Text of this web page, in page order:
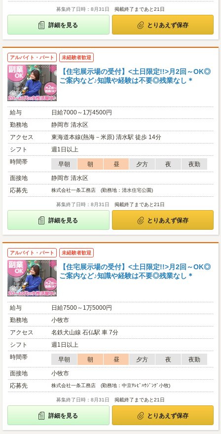
募集終了日時：8月31日 掲載終了まであと21日
詳細を見る とりあえず保存
アルバイト・パート 未経験者歓迎
【住宅展示場の受付】<土日限定!!>月2回～OK◎
ご案内など♪知識や経験は不要◎残業なし＊
給与
日給7000～1万4500円
勤務地
静岡市 清水区
アクセス
東海道本線(熱海－米原) 清水駅 徒歩 14分
シフト
週1日以上
時間帯
早朝 朝 昼 夕方 夜
夜勤
面接地
静岡市 清水区
応募先
株式会社一条工務店 (勤務地：清水住宅公園)
募集終了日時：8月31日 掲載終了まであと21日
詳細を見る とりあえず保存
アルバイト・パート 未経験者歓迎
【住宅展示場の受付】<土日限定!!>月2回～OK◎
ご案内など♪知識や経験は不要◎残業なし＊
給与
日給7500～1万5000円
勤務地
小牧市
アクセス
名鉄犬山線 石仏駅 車 7分
シフト
週1日以上
時間帯
早朝 朝 昼 夕方 夜
夜勤
面接地
小牧市
応募先
株式会社一条工務店 (勤務地：中京ﾃﾚﾋﾞﾊｳｼﾞﾝｸﾞ小牧)
募集終了日時：8月31日 掲載終了まであと21日
詳細を見る とりあえず保存